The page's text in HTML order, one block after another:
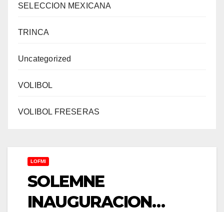
SELECCION MEXICANA
TRINCA
Uncategorized
VOLIBOL
VOLIBOL FRESERAS
LOFMI
SOLEMNE
INAUGURACION…